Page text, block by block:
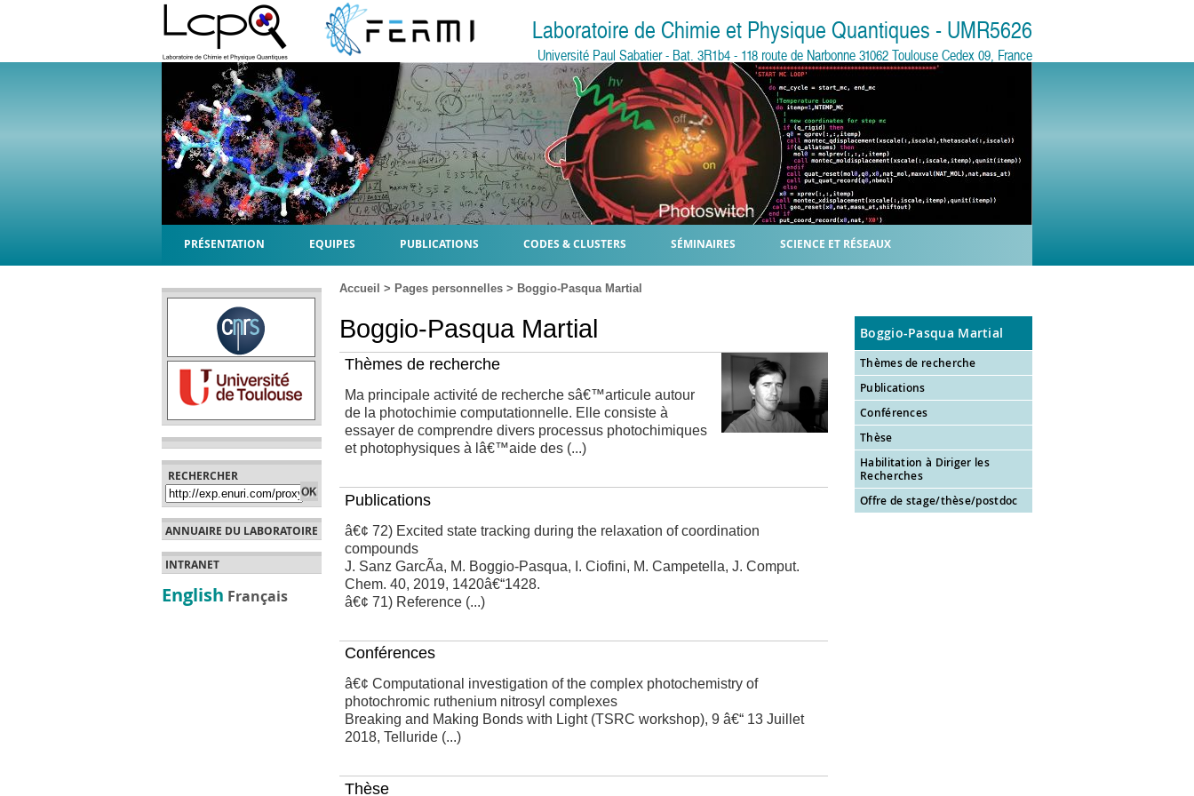
Laboratoire de Chimie et Physique Quantiques - UMR5626
Université Paul Sabatier - Bat. 3R1b4 - 118 route de Narbonne 31062 Toulouse Cedex 09, France
PRÉSENTATION EQUIPES PUBLICATIONS CODES & CLUSTERS SÉMINAIRES SCIENCE ET RÉSEAUX
RECHERCHER
ANNUAIRE DU LABORATOIRE
INTRANET
English Français
Accueil > Pages personnelles > Boggio-Pasqua Martial
Boggio-Pasqua Martial
Thèmes de recherche
Ma principale activité de recherche sâ€™articule autour
de la photochimie computationnelle. Elle consiste à
essayer de comprendre divers processus photochimiques
et photophysiques à lâ€™aide des (...)
Publications
â€¢ 72) Excited state tracking during the relaxation of coordination
compounds
J. Sanz GarcÃ­a, M. Boggio-Pasqua, I. Ciofini, M. Campetella, J. Comput.
Chem. 40, 2019, 1420â€“1428.
â€¢ 71) Reference (...)
Conférences
â€¢ Computational investigation of the complex photochemistry of
photochromic ruthenium nitrosyl complexes
Breaking and Making Bonds with Light (TSRC workshop), 9 â€“ 13 Juillet
2018, Telluride (...)
Thèse
Boggio-Pasqua Martial
Thèmes de recherche
Publications
Conférences
Thèse
Habilitation à Diriger les
Recherches
Offre de stage/thèse/postdoc